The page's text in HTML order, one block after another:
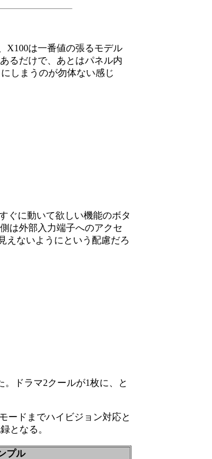
X100は一番値の張るモデル
るだけで、あとはパネル内
しまうのが勿体ない感じ
ぐに動いて欲しい機能のボタ
は外部入力端子へのアクセ
えないようにという配慮だろ
ドラマ2クールが1枚に、と
ードまでハイビジョン対応と
となる。
プル